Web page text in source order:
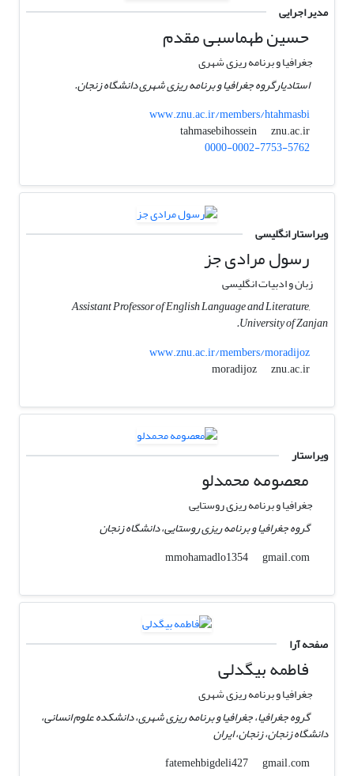
مدیر اجرایی
حسین طهماسبی مقدم
جغرافیا و برنامه ریزی شهری
استادیارگروه جغرافیا و برنامه ریزی شهری دانشگاه زنجان.
www.znu.ac.ir/members/htahmasbi
tahmasebihossein
znu.ac.ir
0000-0002-7753-5762
ویراستار انگلیسی
رسول مرادی جز
زبان و ادبیات انگلیسی
Assistant Professor of English Language and Literature,
University of Zanjan.
www.znu.ac.ir/members/moradijoz
moradijoz
znu.ac.ir
ویراستار
معصومه محمدلو
جغرافیا و برنامه ریزی روستایی
گروه جغرافیا و برنامه ریزی روستایی، دانشگاه زنجان
mmohamadlo1354
gmail.com
صفحه آرا
فاطمه بیگدلی
جغرافیا و برنامه ریزی شهری
گروه جغرافیا، جغرافیا و برنامه ریزی شهری، دانشکده علوم انسانی،
دانشگاه زنجان، زنجان، ایران
fatemehbigdeli427
gmail.com